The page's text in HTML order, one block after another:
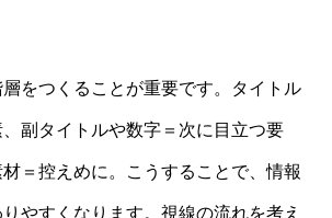
をつくることが重要です。タイトル
、副タイトルや数字＝次に目立つ要
＝控えめに。こうすることで、情報
やすくなります。視線の流れを考え